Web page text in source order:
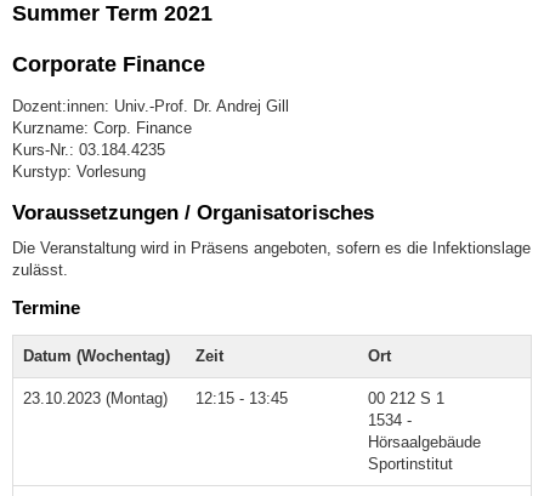
Summer Term 2021
Corporate Finance
Dozent:innen: Univ.-Prof. Dr. Andrej Gill
Kurzname: Corp. Finance
Kurs-Nr.: 03.184.4235
Kurstyp: Vorlesung
Voraussetzungen / Organisatorisches
Die Veranstaltung wird in Präsens angeboten, sofern es die Infektionslage
zulässt.
Termine
Datum (Wochentag) Zeit Ort
23.10.2023 (Montag) 12:15 - 13:45
00 212 S 1
1534 -
Hörsaalgebäude
Sportinstitut